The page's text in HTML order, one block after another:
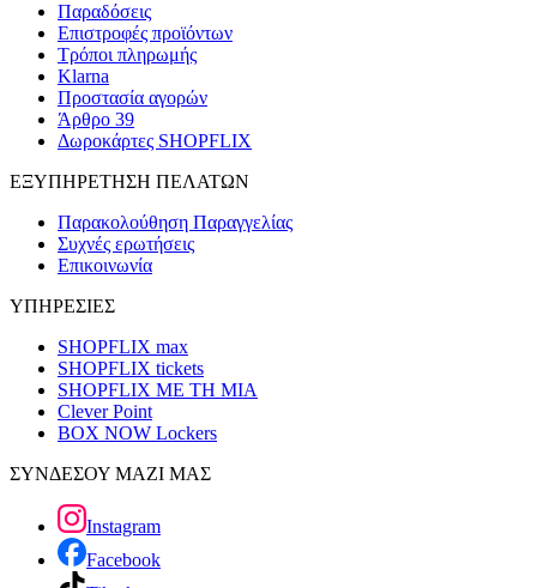
Παραδόσεις
Επιστροφές προϊόντων
Τρόποι πληρωμής
Klarna
Προστασία αγορών
Άρθρο 39
Δωροκάρτες SHOPFLIX
ΕΞΥΠΗΡΕΤΗΣΗ ΠΕΛΑΤΩΝ
Παρακολούθηση Παραγγελίας
Συχνές ερωτήσεις
Επικοινωνία
ΥΠΗΡΕΣΙΕΣ
SHOPFLIX max
SHOPFLIX tickets
SHOPFLIX ΜΕ ΤΗ ΜΙΑ
Clever Point
BOX NOW Lockers
ΣΥΝΔΕΣΟΥ ΜΑΖΙ ΜΑΣ
Instagram
Facebook